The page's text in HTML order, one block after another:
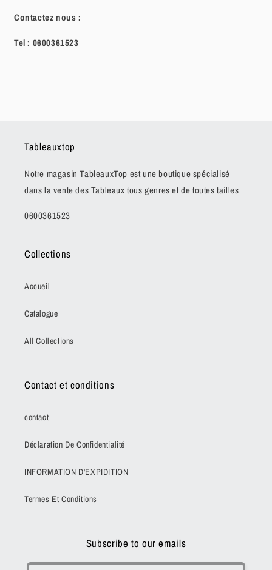
Contactez nous :
Tel : 0600361523
Tableauxtop
Notre magasin TableauxTop est une boutique spécialisé
dans la vente des Tableaux tous genres et de toutes tailles
0600361523
Collections
Accueil
Catalogue
All Collections
Contact et conditions
contact
Déclaration De Confidentialité
INFORMATION D'EXPIDITION
Termes Et Conditions
Subscribe to our emails